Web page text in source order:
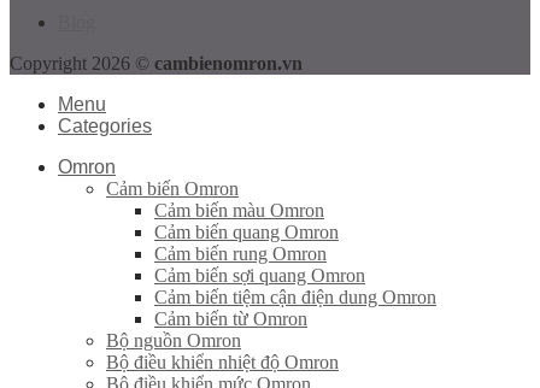
Copyright 2026 © cambienomron.vn
Menu
Categories
Omron
Cảm biến Omron
Cảm biến màu Omron
Cảm biến quang Omron
Cảm biến rung Omron
Cảm biến sợi quang Omron
Cảm biến tiệm cận điện dung Omron
Cảm biến từ Omron
Bộ nguồn Omron
Bộ điều khiển nhiệt độ Omron
Bộ điều khiển mức Omron